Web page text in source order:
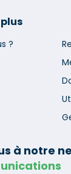
?
à notre